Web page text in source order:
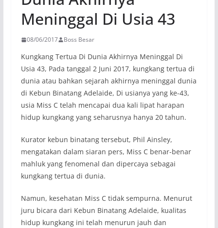
Meninggal Di Usia 43
08/06/2017 Boss Besar
Kungkang Tertua Di Dunia Akhirnya Meninggal Di
Usia 43, Pada tanggal 2 Juni 2017, kungkang tertua di
dunia atau bahkan sejarah akhirnya meninggal dunia
di Kebun Binatang Adelaide, Di usianya yang ke-43,
usia Miss C telah mencapai dua kali lipat harapan
hidup kungkang yang seharusnya hanya 20 tahun.
Kurator kebun binatang tersebut, Phil Ainsley,
mengatakan dalam siaran pers, Miss C benar-benar
mahluk yang fenomenal dan dipercaya sebagai
kungkang tertua di dunia.
Namun, kesehatan Miss C tidak sempurna. Menurut
juru bicara dari Kebun Binatang Adelaide, kualitas
hidup kungkang ini telah menurun jauh dan